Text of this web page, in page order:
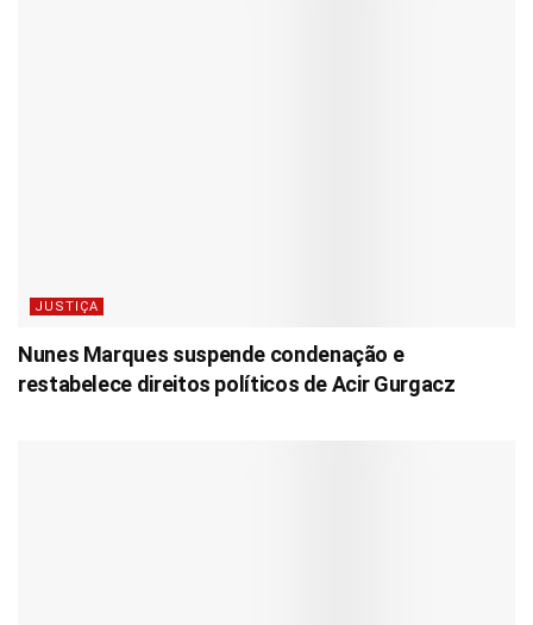
JUSTIÇA
Nunes Marques suspende condenação e
restabelece direitos políticos de Acir Gurgacz